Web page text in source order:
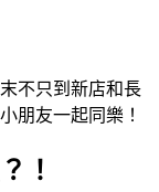
不只到新店和長
朋友一起同樂！
！